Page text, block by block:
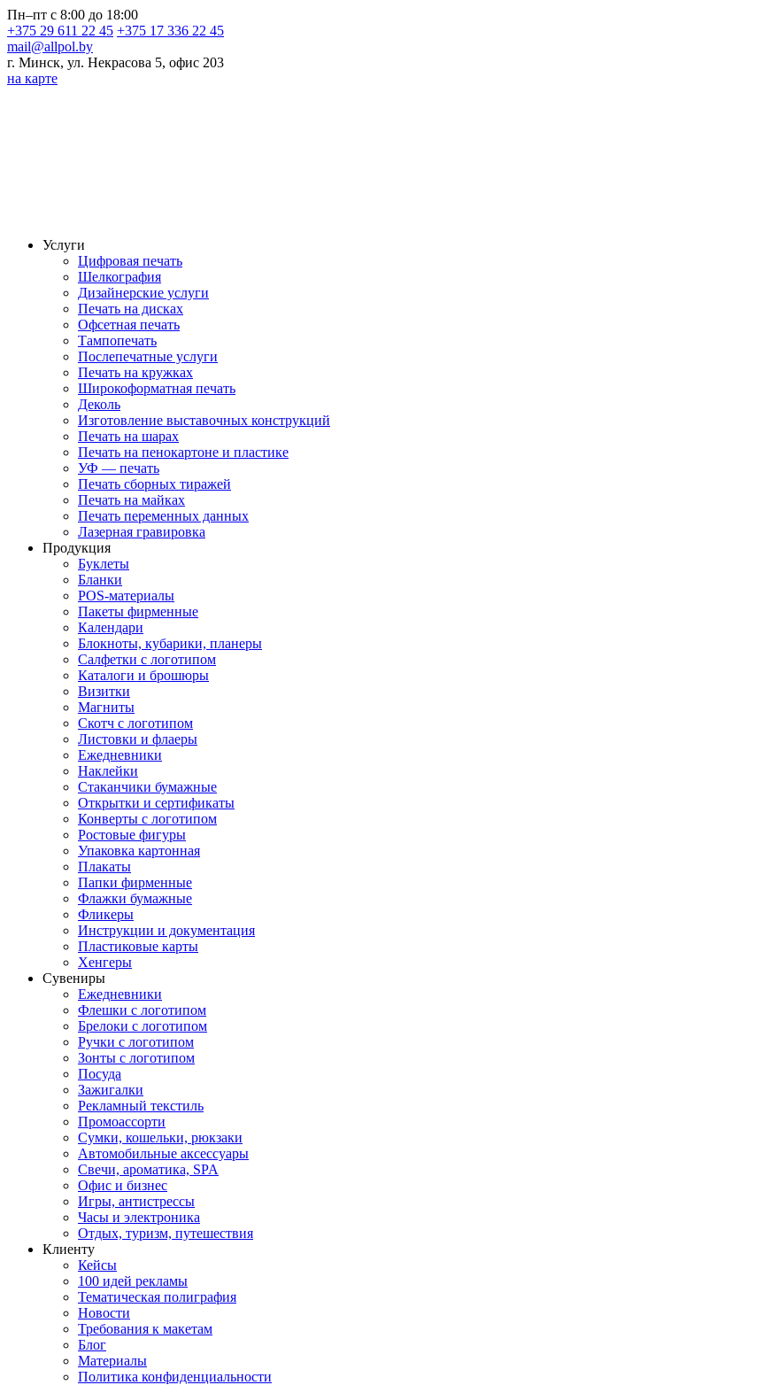
Пн–пт с 8:00 до 18:00
+375 29 611 22 45 +375 17 336 22 45
mail@allpol.by
г. Минск, ул. Некрасова 5, офис 203
на карте
Услуги
Цифровая печать
Шелкография
Дизайнерские услуги
Печать на дисках
Офсетная печать
Тампопечать
Послепечатные услуги
Печать на кружках
Широкоформатная печать
Деколь
Изготовление выставочных конструкций
Печать на шарах
Печать на пенокартоне и пластике
УФ — печать
Печать сборных тиражей
Печать на майках
Печать переменных данных
Лазерная гравировка
Продукция
Буклеты
Бланки
POS-материалы
Пакеты фирменные
Календари
Блокноты, кубарики, планеры
Салфетки с логотипом
Каталоги и брошюры
Визитки
Магниты
Скотч с логотипом
Листовки и флаеры
Ежедневники
Наклейки
Стаканчики бумажные
Открытки и сертификаты
Конверты с логотипом
Ростовые фигуры
Упаковка картонная
Плакаты
Папки фирменные
Флажки бумажные
Фликеры
Инструкции и документация
Пластиковые карты
Хенгеры
Сувениры
Ежедневники
Флешки с логотипом
Брелоки с логотипом
Ручки с логотипом
Зонты с логотипом
Посуда
Зажигалки
Рекламный текстиль
Промоассорти
Сумки, кошельки, рюкзаки
Автомобильные аксессуары
Свечи, ароматика, SPA
Офис и бизнес
Игры, антистрессы
Часы и электроника
Отдых, туризм, путешествия
Клиенту
Кейсы
100 идей рекламы
Тематическая полиграфия
Новости
Требования к макетам
Блог
Материалы
Политика конфиденциальности